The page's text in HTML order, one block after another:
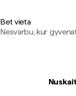
Bet vieta
Nesvarbu, kur